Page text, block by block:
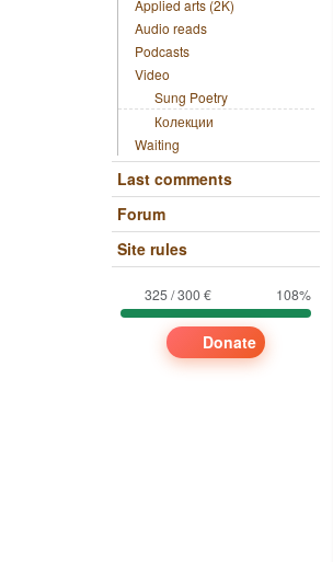
Applied arts (2K)
Audio reads
Podcasts
Video
Sung Poetry
Колекции
Waiting
Last comments
Forum
Site rules
325 / 300 € 108%
Donate